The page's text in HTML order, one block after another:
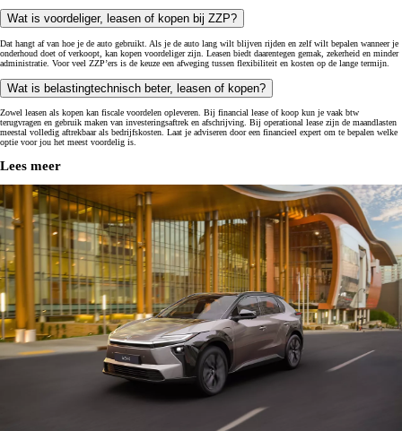
Wat is voordeliger, leasen of kopen bij ZZP?
Dat hangt af van hoe je de auto gebruikt. Als je de auto lang wilt blijven rijden en zelf wilt bepalen wanneer je
onderhoud doet of verkoopt, kan kopen voordeliger zijn. Leasen biedt daarentegen gemak, zekerheid en minder
administratie. Voor veel ZZP’ers is de keuze een afweging tussen flexibiliteit en kosten op de lange termijn.
Wat is belastingtechnisch beter, leasen of kopen?
Zowel leasen als kopen kan fiscale voordelen opleveren. Bij financial lease of koop kun je vaak btw
terugvragen en gebruik maken van investeringsaftrek en afschrijving. Bij operational lease zijn de maandlasten
meestal volledig aftrekbaar als bedrijfskosten. Laat je adviseren door een financieel expert om te bepalen welke
optie voor jou het meest voordelig is.
Lees meer